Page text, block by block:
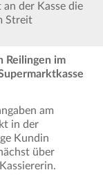
der Kasse die
Streit
Reilingen im
am
in der
Kundin
über